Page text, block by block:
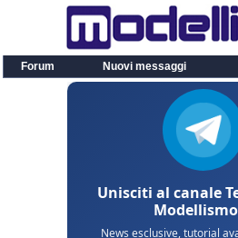
Forum Nuovi messaggi